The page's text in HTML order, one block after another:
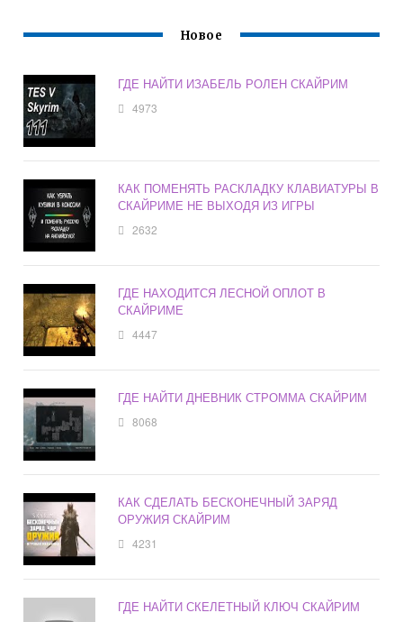
Новое
ГДЕ НАЙТИ ИЗАБЕЛЬ РОЛЕН СКАЙРИМ
4973
КАК ПОМЕНЯТЬ РАСКЛАДКУ КЛАВИАТУРЫ В
СКАЙРИМЕ НЕ ВЫХОДЯ ИЗ ИГРЫ
2632
ГДЕ НАХОДИТСЯ ЛЕСНОЙ ОПЛОТ В
СКАЙРИМЕ
4447
ГДЕ НАЙТИ ДНЕВНИК СТРОММА СКАЙРИМ
8068
КАК СДЕЛАТЬ БЕСКОНЕЧНЫЙ ЗАРЯД
ОРУЖИЯ СКАЙРИМ
4231
ГДЕ НАЙТИ СКЕЛЕТНЫЙ КЛЮЧ СКАЙРИМ